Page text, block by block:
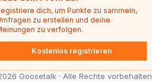
dich, um Punkte zu sammeln,
zu erstellen und deine
zu verfolgen.
Kostenlos registrieren
Goosetalk · Alle Rechte vorbehalten